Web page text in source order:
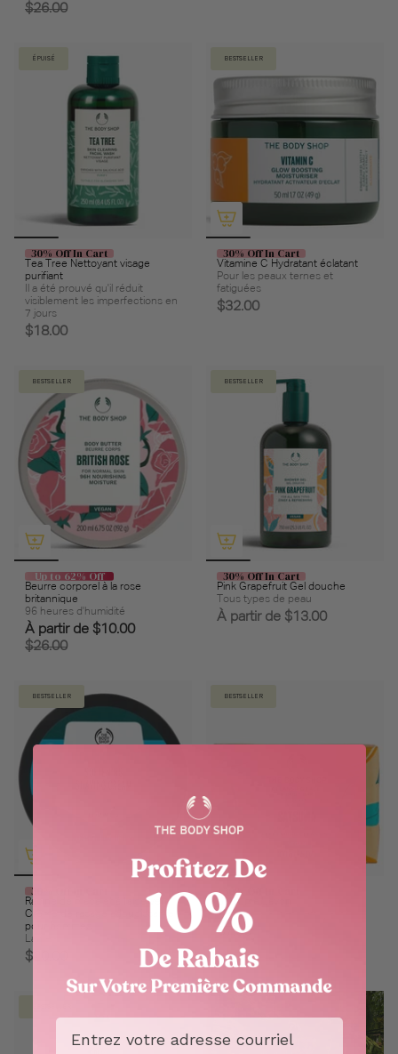
$26.00
ÉPUISÉ
30% Off In Cart
Tea Tree Nettoyant visage
purifiant
Il a été prouvé qu'il réduit
visiblement les imperfections en
7 jours
$18.00
BESTSELLER
30% Off In Cart
Vitamine C Hydratant éclatant
Pour les peaux ternes et
fatiguées
$32.00
BESTSELLER
Up to 62% Off
Beurre corporel à la rose
britannique
96 heures d'humidité
À partir de $10.00
$26.00
BESTSELLER
30% Off In Cart
Pink Grapefruit Gel douche
Tous types de peau
À partir de $13.00
BESTSELLER
30% Off In Cart
Racine de maca et à l'aloe vera
Crème de rasage adoucissante
pour hommes
La peau est hydratée et lisse
$20.00
BESTSELLER
30% Off In Cart
Satsuma Savon
Rafraîchissant et nettoyant
$7.00
Email